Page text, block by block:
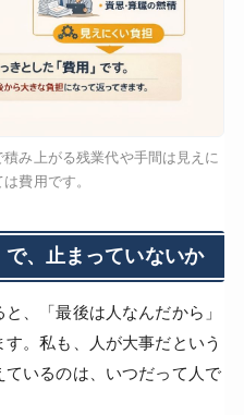
み上がる残業代や手間は見えに
費用です。
で、止まっていないか
、「最後は人なんだから」
。私も、人が大事だという
いるのは、いつだって人で